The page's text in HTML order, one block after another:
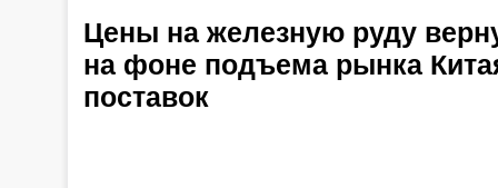
Цены на железную руду
на фоне подъема рынка
поставок